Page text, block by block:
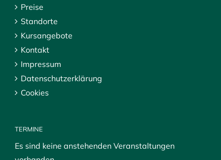
Preise
Standorte
Kursangebote
Kontakt
Impressum
Datenschutzerklärung
Cookies
TERMINE
Es sind keine anstehenden Veranstaltungen